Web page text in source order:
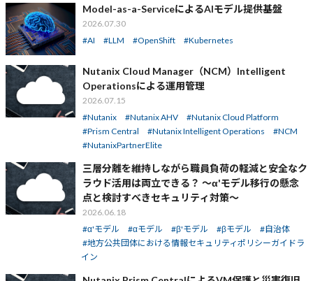
Model-as-a-ServiceによるAIモデル提供基盤
2026.07.30
AI
LLM OpenShift Kubernetes
Nutanix Cloud Manager（NCM）Intelligent
Operationsによる運用管理
2026.07.15
Nutanix
Nutanix AHV
Nutanix Cloud Platform
Prism Central
Nutanix Intelligent Operations
NCM
NutanixPartnerElite
三層分離を維持しながら職員負荷の軽減と安全なク
ラウド活用は両立できる？ ～α'モデル移行の懸念
点と検討すべきセキュリティ対策～
2026.06.18
α'モデル
αモデル β'モデル βモデル
自治体
地方公共団体における情報セキュリティポリシーガイドラ
イン